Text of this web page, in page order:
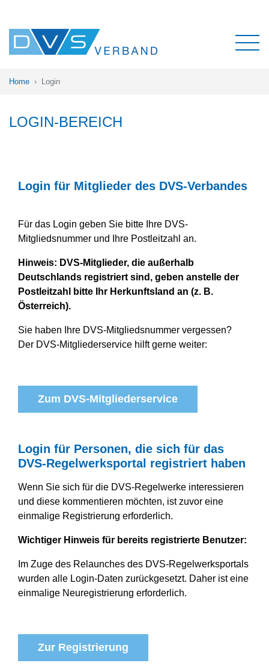
Home Login
LOGIN-BEREICH
Login für Mitglieder des DVS-Verbandes
Für das Login geben Sie bitte Ihre DVS-
Mitgliedsnummer und Ihre Postleitzahl an.
Hinweis: DVS-Mitglieder, die außerhalb
Deutschlands registriert sind, geben anstelle der
Postleitzahl bitte Ihr Herkunftsland an (z. B.
Österreich).
Sie haben Ihre DVS-Mitgliedsnummer vergessen?
Der DVS-Mitgliederservice hilft gerne weiter:
Zum DVS-Mitgliederservice
Login für Personen, die sich für das
DVS-Regelwerksportal registriert haben
Wenn Sie sich für die DVS-Regelwerke interessieren
und diese kommentieren möchten, ist zuvor eine
einmalige Registrierung erforderlich.
Wichtiger Hinweis für bereits registrierte Benutzer:
Im Zuge des Relaunches des DVS-Regelwerksportals
wurden alle Login-Daten zurückgesetzt. Daher ist eine
einmalige Neuregistrierung erforderlich.
Zur Registrierung